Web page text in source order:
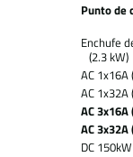
Punto de
Enchufe
(2.3 kW)
AC 1x16A
AC 1x32A
AC
AC
DC